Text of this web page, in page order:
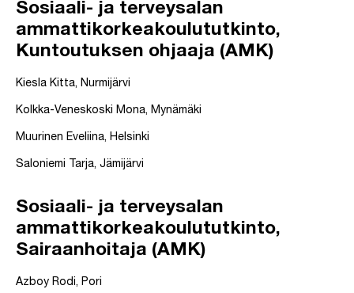
Sosiaali- ja terveysalan
ammattikorkeakoulututkinto,
Kuntoutuksen ohjaaja (AMK)
Kiesla Kitta, Nurmijärvi
Kolkka-Veneskoski Mona, Mynämäki
Muurinen Eveliina, Helsinki
Saloniemi Tarja, Jämijärvi
Sosiaali- ja terveysalan
ammattikorkeakoulututkinto,
Sairaanhoitaja (AMK)
Azboy Rodi, Pori